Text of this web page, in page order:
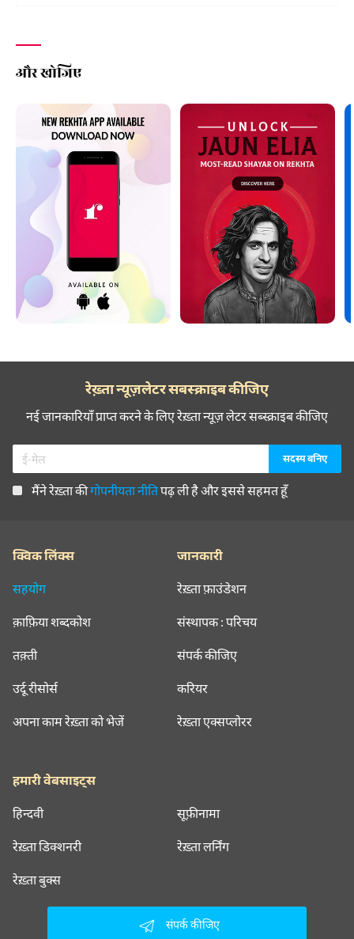
और खोजिए
रेख़्ता न्यूज़लेटर सबस्क्राइब कीजिए
नई जानकारियाँ प्राप्त करने के लिए रेख़्ता न्यूज़ लेटर सब्स्क्राइब कीजिए
मैंने रेख़्ता कीगोपनीयता नीतिपढ़ ली है और इससे सहमत हूँ
क्विक लिंक्स
सहयोग
क़ाफ़िया शब्दकोश
तक़्ती
उर्दू रीसोर्स
अपना काम रेख़्ता को भेजें
जानकारी
रेख़्ता फ़ाउंडेशन
संस्थापक : परिचय
संपर्क कीजिए
करियर
रेख़्ता एक्सप्लोरर
हमारी वेबसाइट्स
हिन्दवी सूफ़ीनामा
रेख़्ता डिक्शनरी रेख़्ता लर्निंग
रेख़्ता बुक्स
संपर्क कीजिए